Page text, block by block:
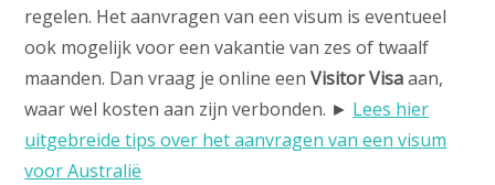
regelen. Het aanvragen van een visum is eventueel
ook mogelijk voor een vakantie van zes of twaalf
maanden. Dan vraag je online eenVisitor Visaaan,
waar wel kosten aan zijn verbonden. ► Lees hier
uitgebreide tips over het aanvragen van een visum
voor Australië